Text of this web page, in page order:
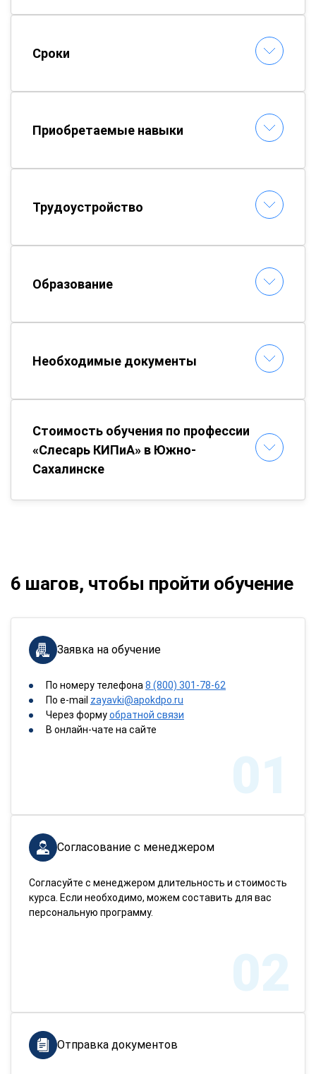
Сроки
Приобретаемые навыки
Трудоустройство
Образование
Необходимые документы
Стоимость обучения по профессии
«Слесарь КИПиА» в Южно-
Сахалинске
6 шагов, чтобы пройти обучение
Заявка на обучение
По номеру телефона 8 (800) 301-78-62
По e-mail zayavki@apokdpo.ru
Через формуобратной связи
В онлайн-чате на сайте
01
Согласование с менеджером
Согласуйте с менеджером длительность и стоимость
курса. Если необходимо, можем составить для вас
персональную программу.
02
Отправка документов